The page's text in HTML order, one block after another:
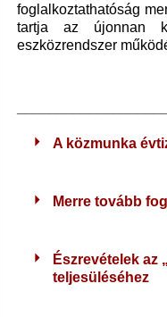
foglalkoztathatóság
tartja az újonnan
eszközrendszer
A közmunka
Merre tovább
Észrevételek az
teljesüléséhez